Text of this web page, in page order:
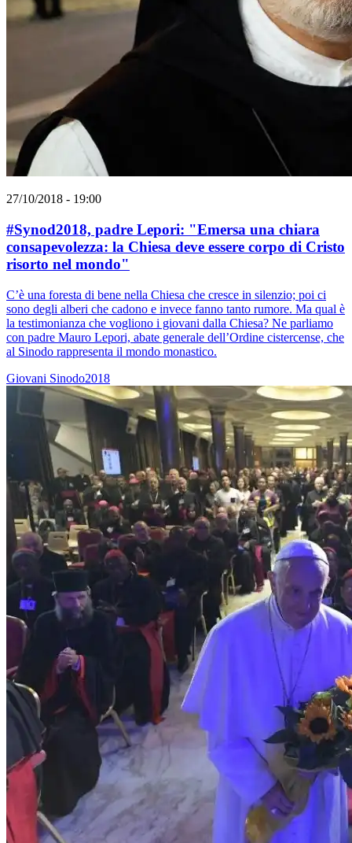
27/10/2018 - 19:00
#Synod2018, padre Lepori: "Emersa una chiara
consapevolezza: la Chiesa deve essere corpo di Cristo
risorto nel mondo"
C’è una foresta di bene nella Chiesa che cresce in silenzio; poi ci
sono degli alberi che cadono e invece fanno tanto rumore. Ma qual è
la testimonianza che vogliono i giovani dalla Chiesa? Ne parliamo
con padre Mauro Lepori, abate generale dell’Ordine cistercense, che
al Sinodo rappresenta il mondo monastico.
Giovani Sinodo2018